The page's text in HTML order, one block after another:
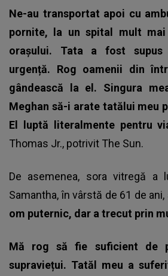
Ne-au transportat apoi cu
pornite, la un spital mult
orașului. Tata a fost
urgență. Rog oamenii din
gândească la el. Singura
Meghan să-i arate tatălui meu
El luptă literalmente pentru
Thomas Jr., potrivit The Sun.
De asemenea, sora vitregă a
Samantha, în vârstă de 61 de ani,
om puternic, dar a trecut prin
Mă rog să fie suficient de
supraviețui. Tatăl meu a